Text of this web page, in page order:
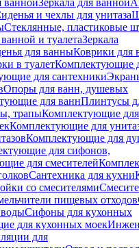
ваннойЗеркала для ванной
и чехлы для унитаза
Стеклянные, пластиковые
и туалетаЗеркала
для ванныКоврики для
в туалетКомплектующие
для сантехники
Опоры для ванн, душевых
для ваннПлинтусы
трапыКомплектующие для
Комплектующие для
Комплектующие для
для сифонов,
для смесителей
Сантехника для кухни
со смесителями
пищевых отходов
водыСифоны для кухонных
для кухонных моек
для